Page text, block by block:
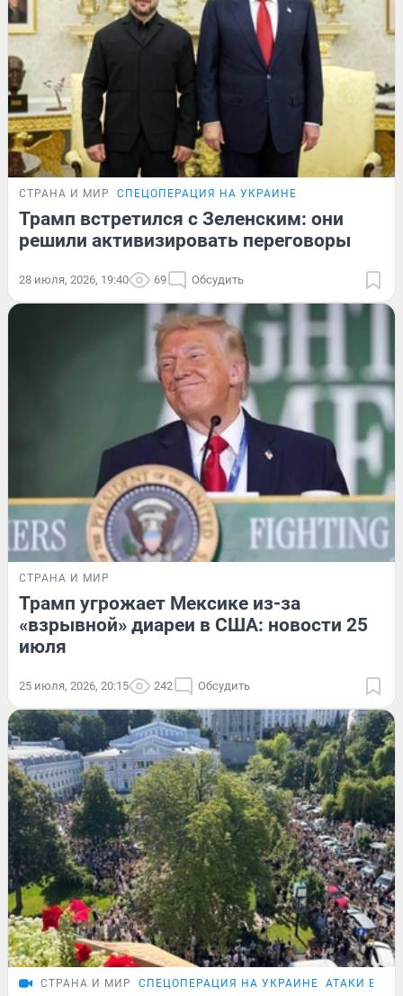
СТРАНА И МИР СПЕЦОПЕРАЦИЯ НА УКРАИНЕ
Трамп встретился с Зеленским: они
решили активизировать переговоры
28 июля, 2026, 19:40 69 Обсудить
СТРАНА И МИР
Трамп угрожает Мексике из-за
«взрывной» диареи в США: новости 25
июля
25 июля, 2026, 20:15 242 Обсудить
СТРАНА И МИР СПЕЦОПЕРАЦИЯ НА УКРАИНЕ АТАКИ БПЛА